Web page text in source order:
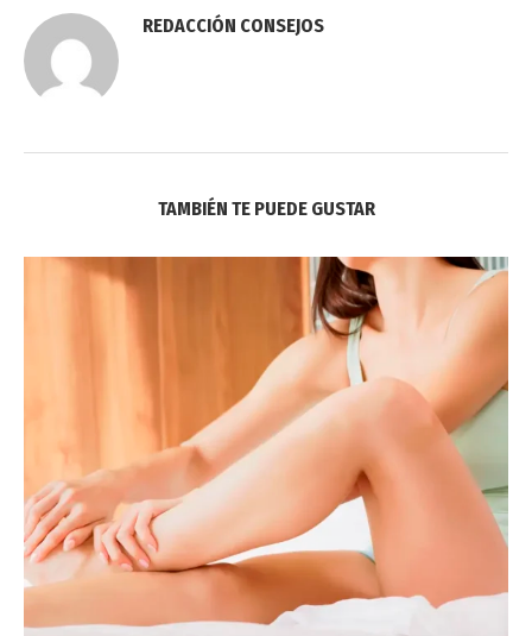
REDACCIÓN CONSEJOS
TAMBIÉN TE PUEDE GUSTAR